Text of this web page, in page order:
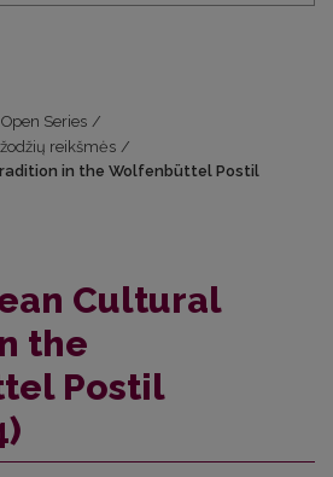
Series /
reikšmės /
in the Wolfenbüttel Postil
Cultural
the
Postil